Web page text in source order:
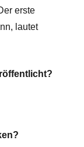
erste
lautet